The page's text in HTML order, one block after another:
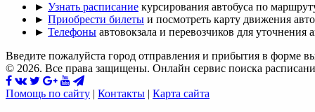
► Узнать расписание курсирования автобуса по
► Приобрести билеты и посмотреть карту движения
► Телефоны автовокзала и перевозчиков для
Введите пожалуйста город отправления и прибытия в форме
© 2026. Все права защищены. Онлайн сервис поиска
Помощь по сайту | Контакты | Карта сайта